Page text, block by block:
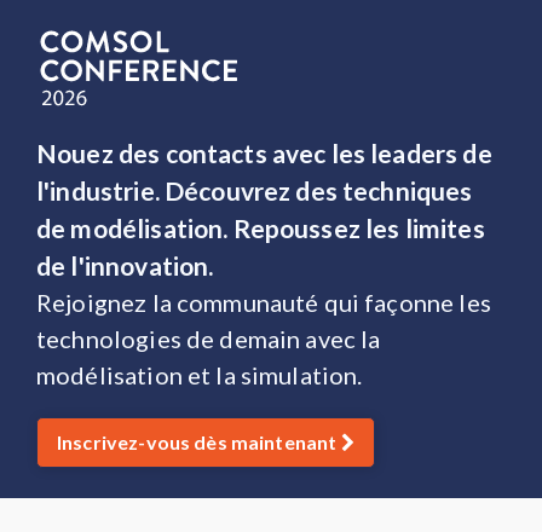
Nouez des contacts avec les leaders de
l'industrie. Découvrez des techniques
de modélisation. Repoussez les limites
de l'innovation.
Rejoignez la communauté qui façonne les
technologies de demain avec la
modélisation et la simulation.
Inscrivez-vous dès maintenant